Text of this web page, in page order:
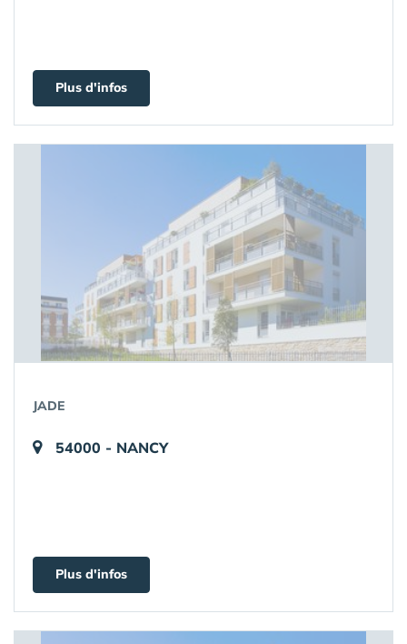
Plus d'infos
JADE
54000 - NANCY
Plus d'infos